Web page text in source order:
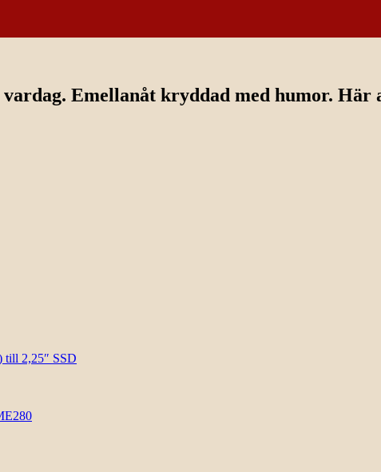
Emellanåt kryddad med humor. Här
till 2,25″ SSD